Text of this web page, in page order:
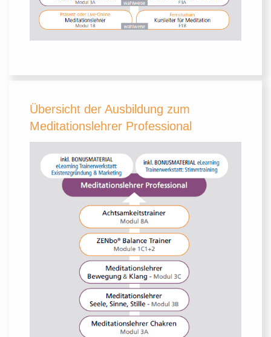
Übersicht der Ausbildung zum
Meditationslehrer Professional